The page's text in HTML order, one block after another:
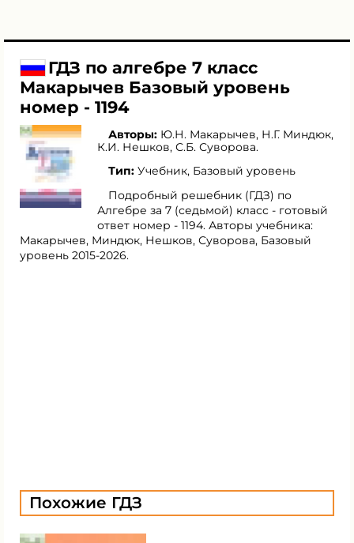
ГДЗ по алгебре 7 класс
Макарычев Базовый уровень
номер - 1194
Авторы: Ю.Н. Макарычев, Н.Г. Миндюк,
К.И. Нешков, С.Б. Суворова.
Тип: Учебник, Базовый уровень
Подробный решебник (ГДЗ) по
Алгебре за 7 (седьмой) класс - готовый
ответ номер - 1194. Авторы учебника:
Макарычев, Миндюк, Нешков, Суворова, Базовый
уровень 2015-2026.
Похожие ГДЗ